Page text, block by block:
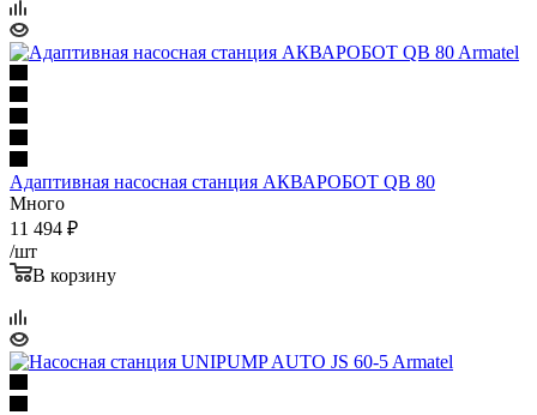
Адаптивная насосная станция АКВАРОБОТ QB 80
Много
11 494 ₽
/шт
В корзину